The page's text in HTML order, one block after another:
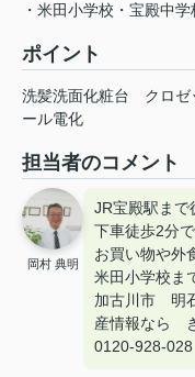
・米田小学校・宝殿中学
ポイント
洗髪洗面化粧台 クロゼ
ール電化
担当者のコメント
岡村 典明
JR宝殿駅まで
下車徒歩2分で
お買い物や外
米田小学校ま
加古川市 明
産情報なら
0120-928-028